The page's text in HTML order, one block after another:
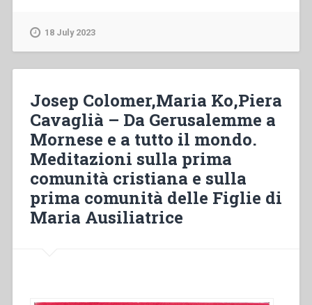
Vita
di
S.
Maria
Domenica
Mazzarello”
18 July 2023
Josep Colomer,Maria Ko,Piera
Cavaglià – Da Gerusalemme a
Mornese e a tutto il mondo.
Meditazioni sulla prima
comunità cristiana e sulla
prima comunità delle Figlie di
Maria Ausiliatrice